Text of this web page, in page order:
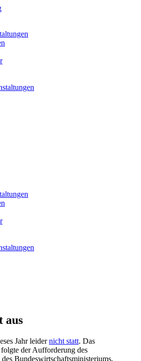
aus
Jahr leidernicht statt. Das
der Aufforderung des
Bundeswirtschaftsministeriums,